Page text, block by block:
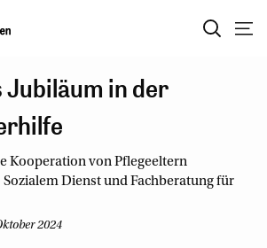
Jubiläum in der
Kooperation von Pflegeeltern
Dienst und Fachberatung für
2024